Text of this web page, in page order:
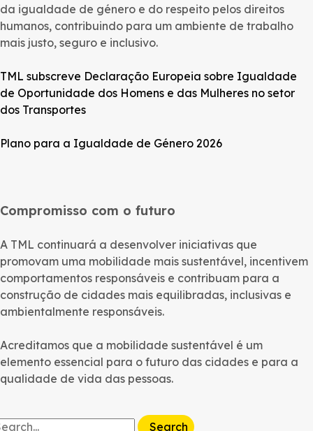
da igualdade de género e do respeito pelos direitos
humanos, contribuindo para um ambiente de trabalho
mais justo, seguro e inclusivo.
TML subscreve Declaração Europeia sobre Igualdade
de Oportunidade dos Homens e das Mulheres no setor
dos Transportes
Plano para a Igualdade de Género 2026
Compromisso com o futuro
A TML continuará a desenvolver iniciativas que
promovam uma mobilidade mais sustentável, incentivem
comportamentos responsáveis e contribuam para a
construção de cidades mais equilibradas, inclusivas e
ambientalmente responsáveis.
Acreditamos que a mobilidade sustentável é um
elemento essencial para o futuro das cidades e para a
qualidade de vida das pessoas.